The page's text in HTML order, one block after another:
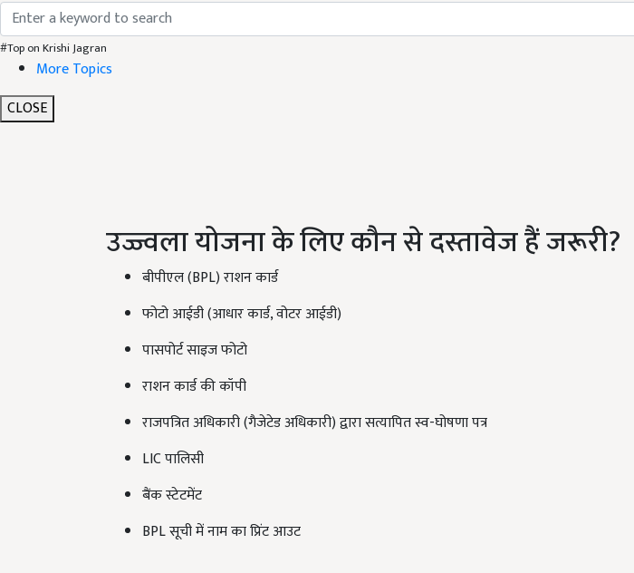
#Top on Krishi Jagran
More Topics
CLOSE
उज्ज्वला योजना के लिए कौन से दस्तावेज हैं जरूरी?
बीपीएल (BPL) राशन कार्ड
फोटो आईडी (आधार कार्ड, वोटर आईडी)
पासपोर्ट साइज फोटो
राशन कार्ड की कॉपी
राजपत्रित अधिकारी (गैजेटेड अधिकारी) द्वारा सत्यापित स्व-घोषणा पत्र
LIC पालिसी
बैंक स्टेटमेंट
BPL सूची में नाम का प्रिंट आउट